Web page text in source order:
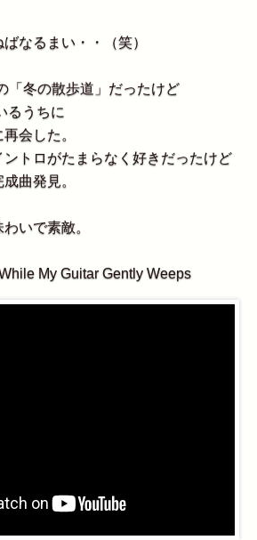
なるまい・・（笑）
「冬の散歩道」だったけど
るうちに
会した。
トロがたまらなく好きだったけど
曲発見。
いで素敵。
My Guitar Gently Weeps